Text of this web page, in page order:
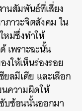
นสัมพันธ์ที่เสี่ยง
าวะจิตสังคม ใน
หม่ซึ่งทำให้
เพราะฉะนั้น
ให้เห็นร่องรอย
ลมีเดีย และเลือก
ความผิดให้
บซ้อนนั้นออกมา